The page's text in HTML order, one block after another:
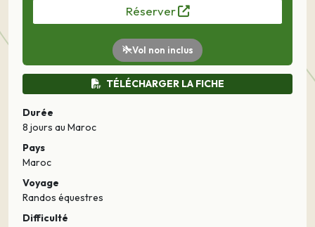
Réserver
Vol non inclus
TÉLÉCHARGER LA FICHE
Durée
8 jours au Maroc
Pays
Maroc
Voyage
Randos équestres
Difficulté